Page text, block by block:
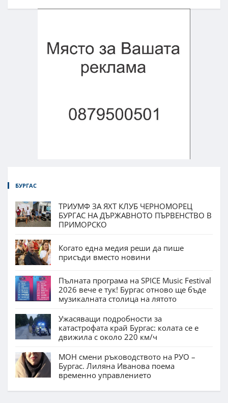
БУРГАС
ТРИУМФ ЗА ЯХТ КЛУБ ЧЕРНОМОРЕЦ
БУРГАС НА ДЪРЖАВНОТО ПЪРВЕНСТВО В
ПРИМОРСКО
Когато една медия реши да пише
присъди вместо новини
Пълната програма на SPICE Music Festival
2026 вече е тук! Бургас отново ще бъде
музикалната столица на лятото
Ужасяващи подробности за
катастрофата край Бургас: колата се е
движила с около 220 км/ч
МОН смени ръководството на РУО –
Бургас. Лиляна Иванова поема
временно управлението